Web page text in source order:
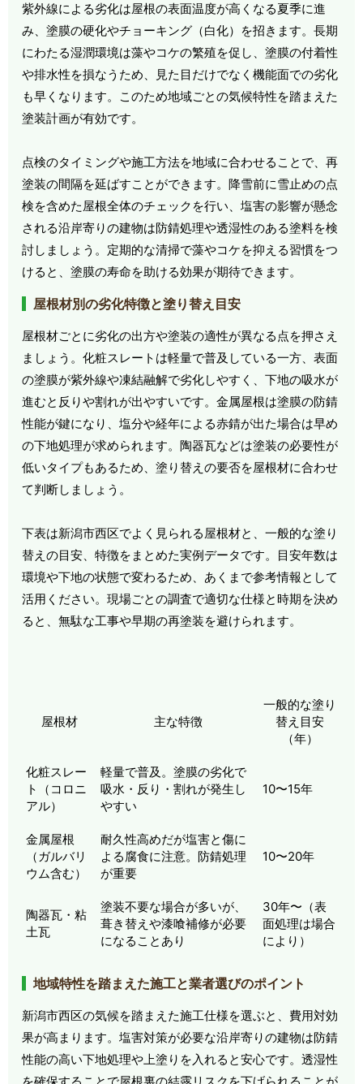
紫外線による劣化は屋根の表面温度が高くなる夏季に進
み、塗膜の硬化やチョーキング（白化）を招きます。長期
にわたる湿潤環境は藻やコケの繁殖を促し、塗膜の付着性
や排水性を損なうため、見た目だけでなく機能面での劣化
も早くなります。このため地域ごとの気候特性を踏まえた
塗装計画が有効です。
点検のタイミングや施工方法を地域に合わせることで、再
塗装の間隔を延ばすことができます。降雪前に雪止めの点
検を含めた屋根全体のチェックを行い、塩害の影響が懸念
される沿岸寄りの建物は防錆処理や透湿性のある塗料を検
討しましょう。定期的な清掃で藻やコケを抑える習慣をつ
けると、塗膜の寿命を助ける効果が期待できます。
屋根材別の劣化特徴と塗り替え目安
屋根材ごとに劣化の出方や塗装の適性が異なる点を押さえ
ましょう。化粧スレートは軽量で普及している一方、表面
の塗膜が紫外線や凍結融解で劣化しやすく、下地の吸水が
進むと反りや割れが出やすいです。金属屋根は塗膜の防錆
性能が鍵になり、塩分や経年による赤錆が出た場合は早め
の下地処理が求められます。陶器瓦などは塗装の必要性が
低いタイプもあるため、塗り替えの要否を屋根材に合わせ
て判断しましょう。
下表は新潟市西区でよく見られる屋根材と、一般的な塗り
替えの目安、特徴をまとめた実例データです。目安年数は
環境や下地の状態で変わるため、あくまで参考情報として
活用ください。現場ごとの調査で適切な仕様と時期を決め
ると、無駄な工事や早期の再塗装を避けられます。
屋根材 主な特徴
一般的な塗り
替え目安
（年）
化粧スレー
ト（コロニ
アル）
軽量で普及。塗膜の劣化で
吸水・反り・割れが発生し
やすい
10〜15年
金属屋根
（ガルバリ
ウム含む）
耐久性高めだが塩害と傷に
よる腐食に注意。防錆処理
が重要
10〜20年
陶器瓦・粘
土瓦
塗装不要な場合が多いが、
葺き替えや漆喰補修が必要
になることあり
30年〜（表
面処理は場合
により）
地域特性を踏まえた施工と業者選びのポイント
新潟市西区の気候を踏まえた施工仕様を選ぶと、費用対効
果が高まります。塩害対策が必要な沿岸寄りの建物は防錆
性能の高い下地処理や上塗りを入れると安心です。透湿性